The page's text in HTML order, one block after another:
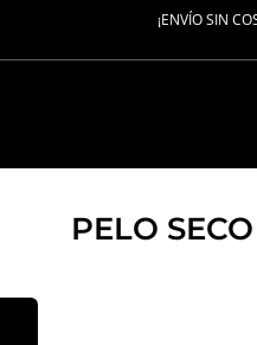
¡ENVÍO SIN
PELO